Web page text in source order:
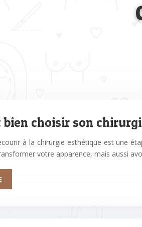
bien choisir son
à la chirurgie esthétique est une
votre apparence, mais aussi